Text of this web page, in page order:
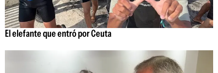
El elefante que entró por Ceuta